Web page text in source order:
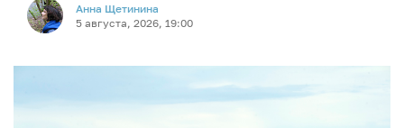
Анна Щетинина
5 августа, 2026, 19:00